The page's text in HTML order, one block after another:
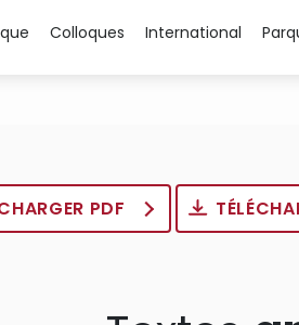
Colloques International
PDF